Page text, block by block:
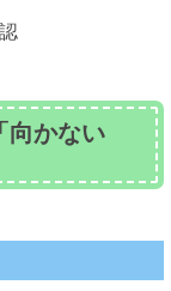
向かない